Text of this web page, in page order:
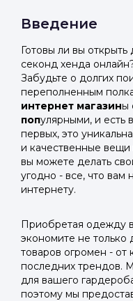
Введение
Готовы ли вы
секонд хенда
Забудьте о долгих
переполненным
интернет магазины
популярными, и есть
первых, это
и качественные
вы можете делать
угодно - все, что
интернету.
Приобретая одежду
экономите не только
товаров огромен - от
последних трендов.
для вашего
поэтому мы